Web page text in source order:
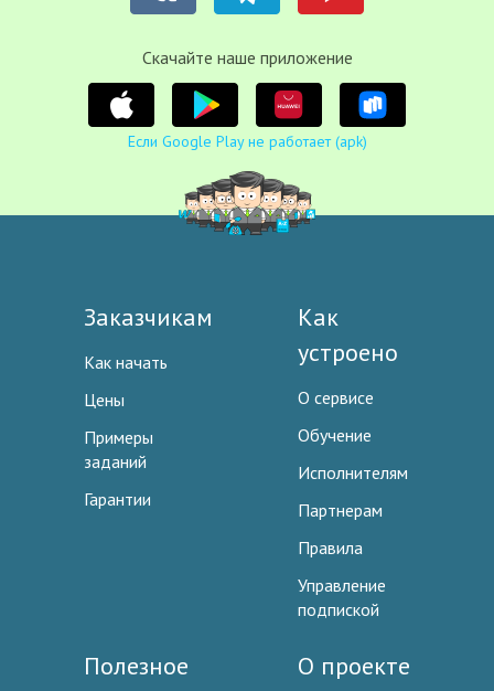
Cкачайте наше приложение
Если Google Play не работает (apk)
Заказчикам
Как начать
Цены
Примеры
заданий
Гарантии
Как
устроено
О сервисе
Обучение
Исполнителям
Партнерам
Правила
Управление
подпиской
Полезное О проекте